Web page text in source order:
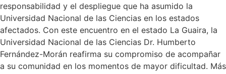
responsabilidad y el despliegue que ha asumido la
Universidad Nacional de las Ciencias en los estados
afectados. Con este encuentro en el estado La Guaira, la
Universidad Nacional de las Ciencias Dr. Humberto
Fernández-Morán reafirma su compromiso de acompañar
a su comunidad en los momentos de mayor dificultad. Más